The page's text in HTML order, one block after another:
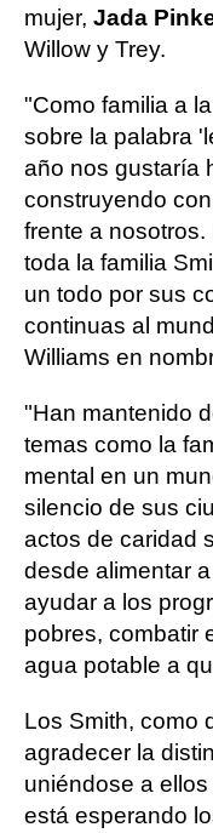
mujer, Jada
Willow y Trey.
"Como familia a
sobre la palabra
año nos gustaría
construyendo
frente a
toda la familia
un todo por sus
continuas al
Williams en
"Han mantenido
temas como la
mental en un
silencio de sus
actos de caridad
desde alimentar
ayudar a los
pobres, combatir
agua potable a
Los Smith, como
agradecer la
uniéndose a
está esperando